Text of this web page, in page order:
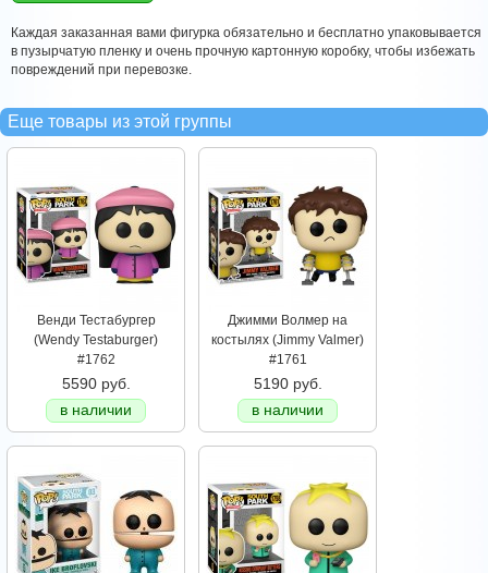
Каждая заказанная вами фигурка обязательно и бесплатно упаковывается
в пузырчатую пленку и очень прочную картонную коробку, чтобы избежать
повреждений при перевозке.
Еще товары из этой группы
Венди Тестабургер
(Wendy Testaburger)
#1762
5590 руб.
в наличии
Джимми Волмер на
костылях (Jimmy Valmer)
#1761
5190 руб.
в наличии